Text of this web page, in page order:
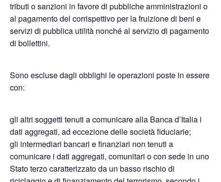
tributi o sanzioni in favore di pubbliche amministrazioni o
al pagamento del corrispettivo per la fruizione di beni e
servizi di pubblica utilità nonché al servizio di pagamento
di bollettini.
Sono escluse dagli obblighi le operazioni poste in essere
con:
gli altri soggetti tenuti a comunicare alla Banca d’Italia i
dati aggregati, ad eccezione delle società fiduciarie;
gli intermediari bancari e finanziari non tenuti a
comunicare i dati aggregati, comunitari o con sede in uno
Stato terzo caratterizzato da un basso rischio di